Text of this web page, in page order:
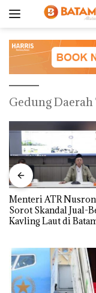
Gedung
Menteri ATR
Sorot Skandal Jual-
Kavling Laut di